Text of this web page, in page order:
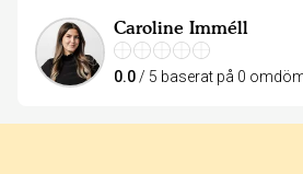
Caroline Imméll
0.0 / 5 baserat på 0